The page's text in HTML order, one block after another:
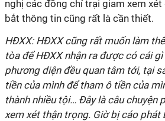
nghị các đồng chí trại giam xem
bắt thông tin cũng rất là cần thiết.
HĐXX: HĐXX cũng rất muốn làm
tòa để HĐXX nhận ra được có cái
phương diện đều quan tâm tới, tại
tiền của mình để tham ô tiền của
thành nhiều tội… Đây là câu chuyện
xem xét thận trọng. Giờ bị cáo phát